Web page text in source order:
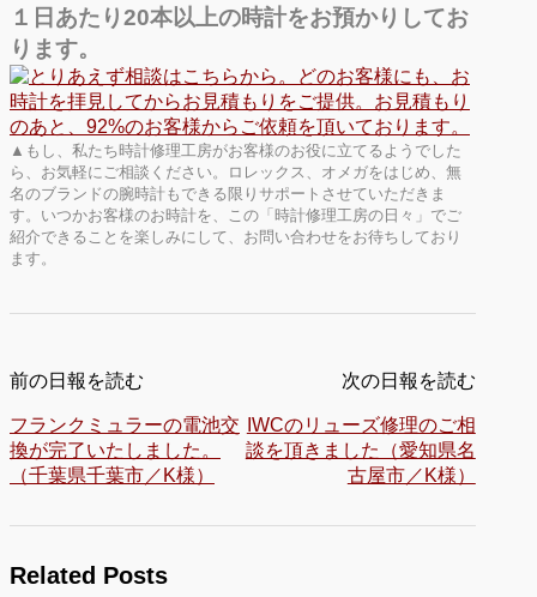
１日あたり20本以上の時計をお預かりしてお
ります。
▲もし、私たち時計修理工房がお客様のお役に立てるようでした
ら、お気軽にご相談ください。ロレックス、オメガをはじめ、無
名のブランドの腕時計もできる限りサポートさせていただきま
す。いつかお客様のお時計を、この「時計修理工房の日々」でご
紹介できることを楽しみにして、お問い合わせをお待ちしており
ます。
前の日報を読む
フランクミュラーの電池交
換が完了いたしました。
（千葉県千葉市／K様）
次の日報を読む
IWCのリューズ修理のご相
談を頂きました（愛知県名
古屋市／K様）
Related Posts